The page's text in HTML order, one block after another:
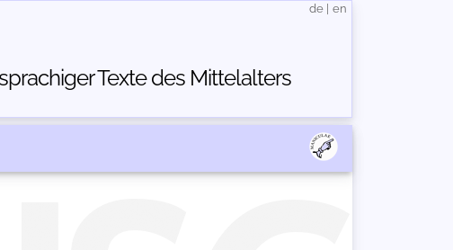
Texte des Mittelalters
de en